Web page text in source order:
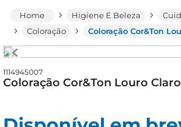
Higiene E Beleza
Coloração
Coloração Cor&Ton
1114945007
Coloração Cor&Ton Louro Claro
leite
queijo